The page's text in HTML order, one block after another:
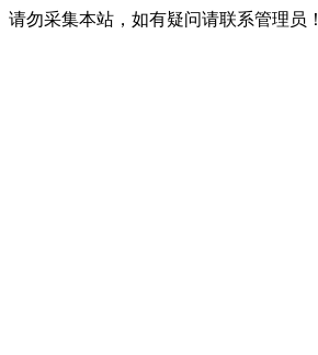
请勿采集本站，如有疑问请联系管理员！